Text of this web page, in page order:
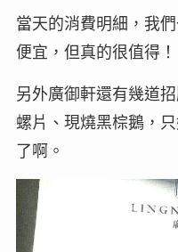
當天的消費明細，我
便宜，但真的很值得！
另外廣御軒還有幾道
螺片、現燒黑棕鵝，
了啊。